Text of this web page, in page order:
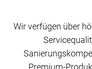
Wir verfügen über
Premium-